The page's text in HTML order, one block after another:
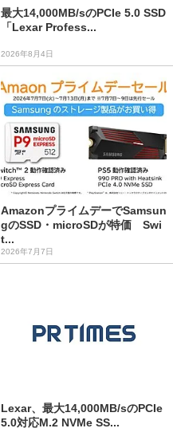
最大14,000MB/sのPCIe 5.0 SSD
「Lexar Profess...
2026年8月4日
AmazonプライムデーでSamsun
gのSSD・microSDが特価 Swi
t...
2026年7月7日
Lexar、最大14,000MB/sのPCIe
5.0対応M.2 NVMe SS...